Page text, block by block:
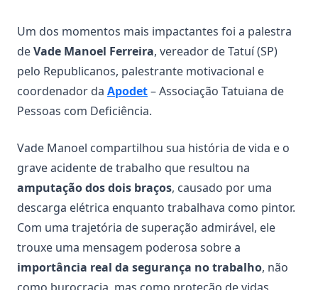
Um dos momentos mais impactantes foi a palestra
deVade Manoel Ferreira, vereador de Tatuí (SP)
pelo Republicanos, palestrante motivacional e
coordenador da Apodet– Associação Tatuiana de
Pessoas com Deficiência.
Vade Manoel compartilhou sua história de vida e o
grave acidente de trabalho que resultou na
amputação dos dois braços, causado por uma
descarga elétrica enquanto trabalhava como pintor.
Com uma trajetória de superação admirável, ele
trouxe uma mensagem poderosa sobre a
importância real da segurança no trabalho, não